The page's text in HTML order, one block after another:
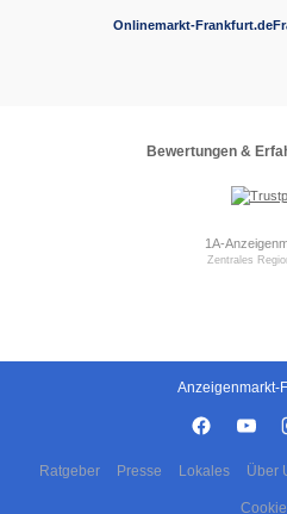
Onlinemarkt-Frankfurt.de
Bewertungen &
1A-
Zentrales
Anzeigenmarkt-
Ratgeber Presse Lokales Über